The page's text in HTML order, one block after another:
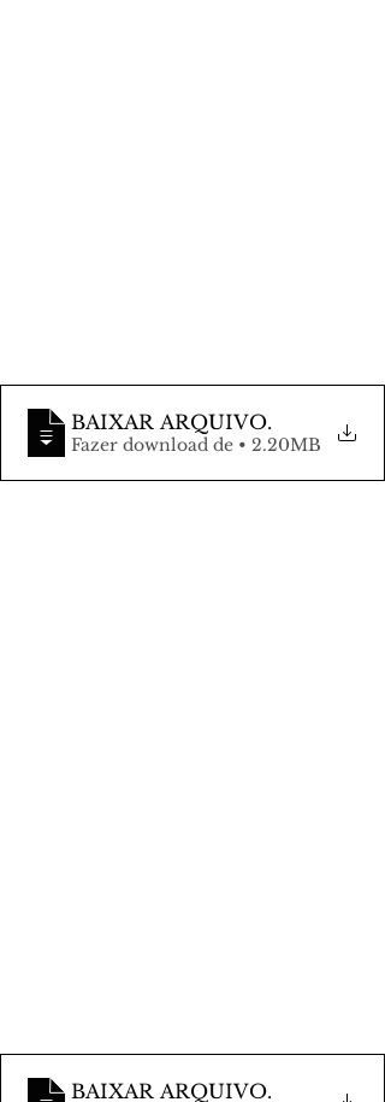
BAIXAR ARQUIVO.
Fazer download de • 2.20MB
BAIXAR ARQUIVO.